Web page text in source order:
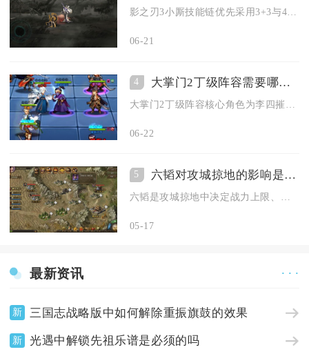
06-21
4 大掌门2丁级阵容需要哪些角色
06-22
5 六韬对攻城掠地的影响是怎样的
05-17
最新资讯 · · ·
新 三国志战略版中如何解除重振旗鼓的效果
新 光遇中解锁先祖乐谱是必须的吗